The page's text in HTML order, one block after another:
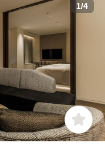
1/4